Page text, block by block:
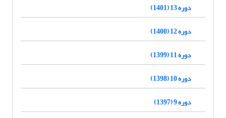
دوره 13 (1401)
دوره 12 (1400)
دوره 11 (1399)
دوره 10 (1398)
دوره 9 (1397)